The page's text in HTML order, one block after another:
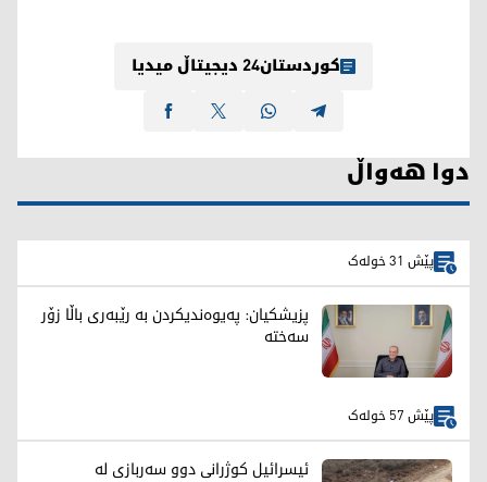
کوردستان24 دیجیتاڵ میدیا
دوا هەواڵ
پێش 31 خولەک
پزیشکیان: پەیوەندیکردن بە رێبەری باڵا زۆر
سەختە
پێش 57 خولەک
ئیسرائیل کوژرانی دوو سەربازی لە